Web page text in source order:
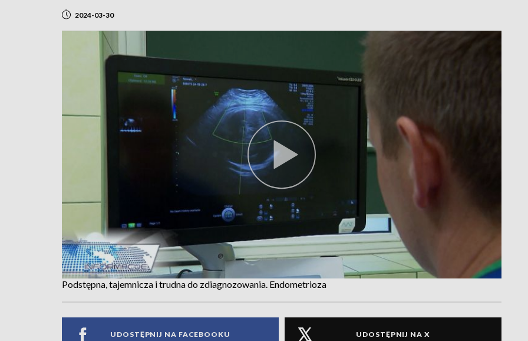
2024-03-30
Podstępna, tajemnicza i trudna do zdiagnozowania. Endometrioza
UDOSTĘPNIJ NA FACEBOOKU UDOSTĘPNIJ NA X